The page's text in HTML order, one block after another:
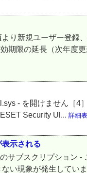
り新規ユーザー登録
期限の延長（次年度
- を開けません［4
Security Ul... 詳細
示される
サブスクリプション -
い現象が発生してい